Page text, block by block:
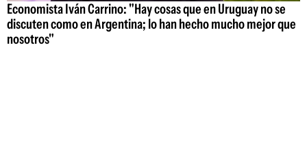
Economista Iván Carrino: "Hay cosas que en Uruguay no se
discuten como en Argentina; lo han hecho mucho mejor que
nosotros"